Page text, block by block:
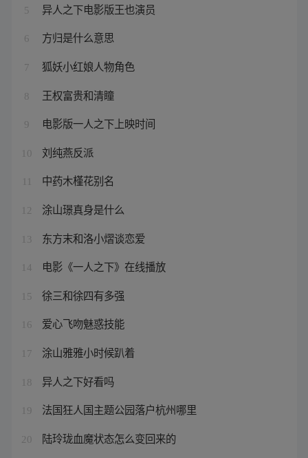
5 异人之下电影版王也演员
6 方归是什么意思
7 狐妖小红娘人物角色
8 王权富贵和清瞳
9 电影版一人之下上映时间
10 刘纯燕反派
中药木槿花别名
12 涂山璟真身是什么
13 东方末和洛小熠谈恋爱
14 电影《一人之下》在线播放
15 徐三和徐四有多强
16 爱心飞吻魅惑技能
17 涂山雅雅小时候趴着
18 异人之下好看吗
19 法国狂人国主题公园落户杭州哪里
20 陆玲珑血魔状态怎么变回来的